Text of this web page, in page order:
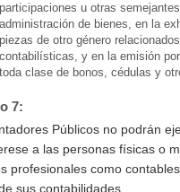
participaciones u otras
administración de bienes, en la
piezas de otro género
contabilísticas, y en la emisión
toda clase de bonos, cédulas y
7:
Públicos no podrán
a las personas físicas o
profesionales como
sus contabilidades.